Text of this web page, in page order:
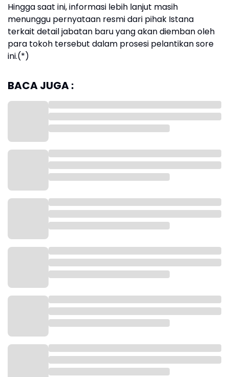
Hingga saat ini, informasi lebih lanjut masih
menunggu pernyataan resmi dari pihak Istana
terkait detail jabatan baru yang akan diemban oleh
para tokoh tersebut dalam prosesi pelantikan sore
ini.(*)
BACA JUGA :